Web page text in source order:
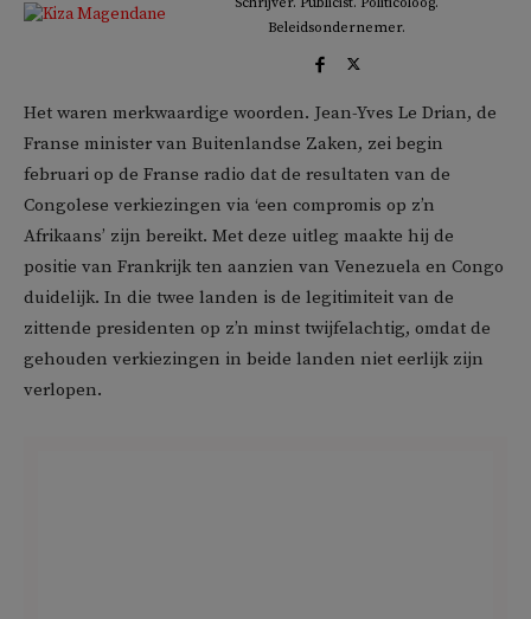
Beleidsondernemer.
Het waren merkwaardige woorden. Jean-Yves Le Drian, de
Franse minister van Buitenlandse Zaken, zei begin
februari op de Franse radio dat de resultaten van de
Congolese verkiezingen via ‘een compromis op z’n
Afrikaans’ zijn bereikt. Met deze uitleg maakte hij de
positie van Frankrijk ten aanzien van Venezuela en Congo
duidelijk. In die twee landen is de legitimiteit van de
zittende presidenten op z’n minst twijfelachtig, omdat de
gehouden verkiezingen in beide landen niet eerlijk zijn
verlopen.